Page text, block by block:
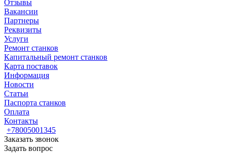
Отзывы
Вакансии
Партнеры
Реквизиты
Услуги
Ремонт станков
Капитальный ремонт станков
Карта поставок
Информация
Новости
Статьи
Паспорта станков
Оплата
Контакты
+78005001345
Заказать звонок
Задать вопрос